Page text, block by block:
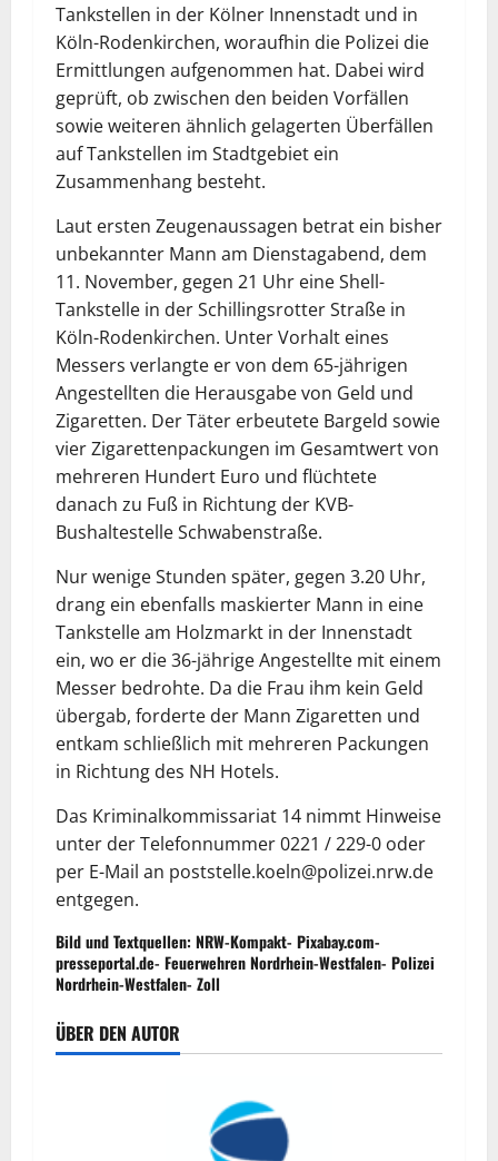
Tankstellen in der Kölner Innenstadt und in
Köln-Rodenkirchen, woraufhin die Polizei die
Ermittlungen aufgenommen hat. Dabei wird
geprüft, ob zwischen den beiden Vorfällen
sowie weiteren ähnlich gelagerten Überfällen
auf Tankstellen im Stadtgebiet ein
Zusammenhang besteht.
Laut ersten Zeugenaussagen betrat ein bisher
unbekannter Mann am Dienstagabend, dem
11. November, gegen 21 Uhr eine Shell-
Tankstelle in der Schillingsrotter Straße in
Köln-Rodenkirchen. Unter Vorhalt eines
Messers verlangte er von dem 65-jährigen
Angestellten die Herausgabe von Geld und
Zigaretten. Der Täter erbeutete Bargeld sowie
vier Zigarettenpackungen im Gesamtwert von
mehreren Hundert Euro und flüchtete
danach zu Fuß in Richtung der KVB-
Bushaltestelle Schwabenstraße.
Nur wenige Stunden später, gegen 3.20 Uhr,
drang ein ebenfalls maskierter Mann in eine
Tankstelle am Holzmarkt in der Innenstadt
ein, wo er die 36-jährige Angestellte mit einem
Messer bedrohte. Da die Frau ihm kein Geld
übergab, forderte der Mann Zigaretten und
entkam schließlich mit mehreren Packungen
in Richtung des NH Hotels.
Das Kriminalkommissariat 14 nimmt Hinweise
unter der Telefonnummer 0221 / 229-0 oder
per E-Mail an poststelle.koeln@polizei.nrw.de
entgegen.
Bild und Textquellen: NRW-Kompakt- Pixabay.com-
presseportal.de- Feuerwehren Nordrhein-Westfalen- Polizei
Nordrhein-Westfalen- Zoll
ÜBER DEN AUTOR